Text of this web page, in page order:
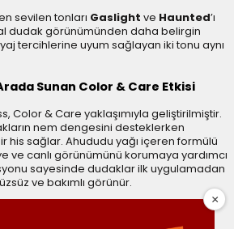
sevilen tonları Gaslight ve Haunted’ı
dudak görünümünden daha belirgin
tercihlerine uyum sağlayan iki tonu aynı
Sunan Color & Care Etkisi
Color & Care yaklaşımıyla geliştirilmiştir.
nem dengesini desteklerken
his sağlar. Ahududu yağı içeren formülü
ve canlı görünümünü korumaya yardımcı
sayesinde dudaklar ilk uygulamadan
ve bakımlı görünür.
Balm Doku